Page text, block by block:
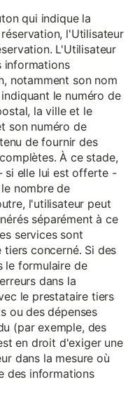
qui indique la
l'Utilisateur
L'Utilisateur
informations
notamment son nom
le numéro de
la ville et le
son numéro de
de fournir des
À ce stade,
si elle lui est offerte -
nombre de
l'utilisateur peut
séparément à ce
services sont
concerné. Si des
le formulaire de
dans la
le prestataire tiers
ou des dépenses
(par exemple, des
en droit d'exiger une
dans la mesure où
des informations